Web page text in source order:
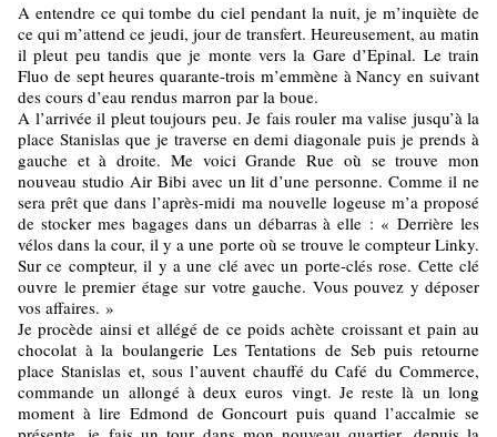
A entendre ce qui tombe du ciel pendant la nuit, je m’inquiète de
ce qui m’attend ce jeudi, jour de transfert. Heureusement, au matin
il pleut peu tandis que je monte vers la Gare d’Epinal. Le train
Fluo de sept heures quarante-trois m’emmène à Nancy en suivant
des cours d’eau rendus marron par la boue.
A l’arrivée il pleut toujours peu. Je fais rouler ma valise jusqu’à la
place Stanislas que je traverse en demi diagonale puis je prends à
gauche et à droite. Me voici Grande Rue où se trouve mon
nouveau studio Air Bibi avec un lit d’une personne. Comme il ne
sera prêt que dans l’après-midi ma nouvelle logeuse m’a proposé
de stocker mes bagages dans un débarras à elle : « Derrière les
vélos dans la cour, il y a une porte où se trouve le compteur Linky.
Sur ce compteur, il y a une clé avec un porte-clés rose. Cette clé
ouvre le premier étage sur votre gauche. Vous pouvez y déposer
vos affaires. »
Je procède ainsi et allégé de ce poids achète croissant et pain au
chocolat à la boulangerie Les Tentations de Seb puis retourne
place Stanislas et, sous l’auvent chauffé du Café du Commerce,
commande un allongé à deux euros vingt. Je reste là un long
moment à lire Edmond de Goncourt puis quand l’accalmie se